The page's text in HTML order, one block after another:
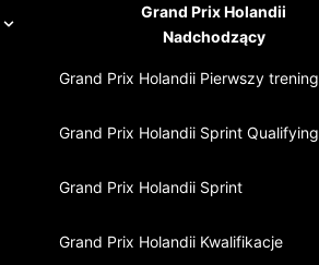
Grand Prix Holandii
Nadchodzący
Grand Prix Holandii Pierwszy trening
Grand Prix Holandii Sprint Qualifying
Grand Prix Holandii Sprint
Grand Prix Holandii Kwalifikacje